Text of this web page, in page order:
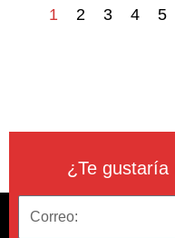
1 2 3 4 5
¿Te gustaría